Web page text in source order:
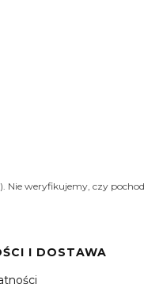
weryfikujemy, czy
I DOSTAWA